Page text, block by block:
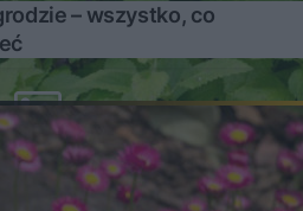
– wszystko, co